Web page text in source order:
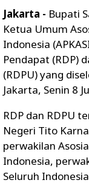
Jakarta - Bupati
Ketua Umum
Indonesia
Pendapat (RDP)
(RDPU) yang
Jakarta, Senin 8
RDP dan RDPU
Negeri Tito
perwakilan
Indonesia,
Seluruh